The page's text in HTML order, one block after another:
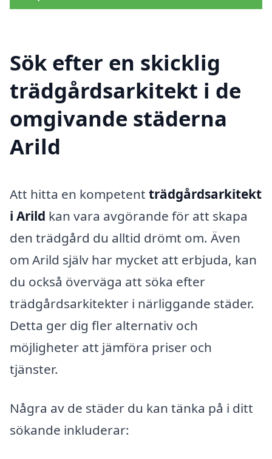
Sök efter en skicklig
trädgårdsarkitekt i de
omgivande städerna
Arild
Att hitta en kompetent trädgårdsarkitekt
i Arild kan vara avgörande för att skapa
den trädgård du alltid drömt om. Även
om Arild själv har mycket att erbjuda, kan
du också överväga att söka efter
trädgårdsarkitekter i närliggande städer.
Detta ger dig fler alternativ och
möjligheter att jämföra priser och
tjänster.
Några av de städer du kan tänka på i ditt
sökande inkluderar: